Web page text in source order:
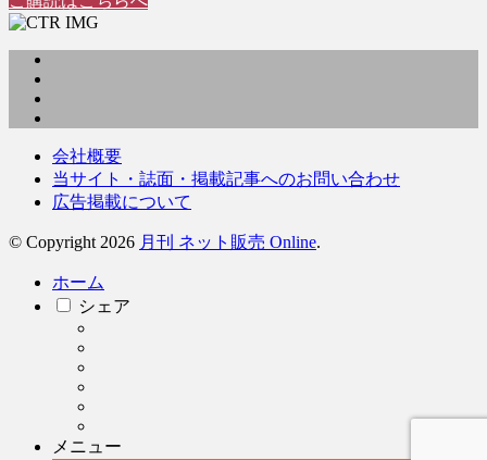
会社概要
当サイト・誌面・掲載記事へのお問い合わせ
広告掲載について
© Copyright 2026 月刊 ネット販売 Online.
ホーム
シェア
メニュー